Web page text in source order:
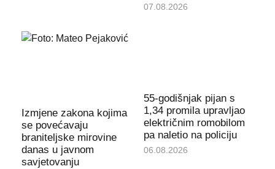
07.08.2026
Izmjene zakona kojima
se povećavaju
braniteljske mirovine
danas u javnom
savjetovanju
55-godišnjak pijan s
1,34 promila upravljao
električnim romobilom
pa naletio na policiju
06.08.2026